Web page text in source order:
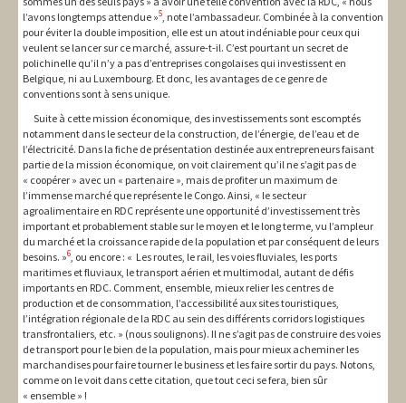
l’avons longtemps attendue »5 , note l’ambassadeur. Combinée à la convention
pour éviter la double imposition, elle est un atout indéniable pour ceux qui
veulent se lancer sur ce marché, assure-t-il. C’est pourtant un secret de
polichinelle qu’il n’y a pas d’entreprises congolaises qui investissent en
Belgique, ni au Luxembourg. Et donc, les avantages de ce genre de
conventions sont à sens unique.
Suite à cette mission économique, des investissements sont escomptés
notamment dans le secteur de la construction, de l’énergie, de l’eau et de
l’électricité. Dans la fiche de présentation destinée aux entrepreneurs faisant
partie de la mission économique, on voit clairement qu’il ne s’agit pas de
« coopérer » avec un « partenaire », mais de profiter un maximum de
l’immense marché que représente le Congo. Ainsi, « le secteur
agroalimentaire en RDC représente une opportunité d’investissement très
important et probablement stable sur le moyen et le long terme, vu l’ampleur
du marché et la croissance rapide de la population et par conséquent de leurs
besoins. »6 , ou encore : « Les routes, le rail, les voies fluviales, les ports
maritimes et fluviaux, le transport aérien et multimodal, autant de défis
importants en RDC. Comment, ensemble, mieux relier les centres de
production et de consommation, l’accessibilité aux sites touristiques,
l’intégration régionale de la RDC au sein des différents corridors logistiques
transfrontaliers, etc. » (nous soulignons). Il ne s’agit pas de construire des voies
de transport pour le bien de la population, mais pour mieux acheminer les
marchandises pour faire tourner le business et les faire sortir du pays. Notons,
comme on le voit dans cette citation, que tout ceci se fera, bien sûr
« ensemble » !